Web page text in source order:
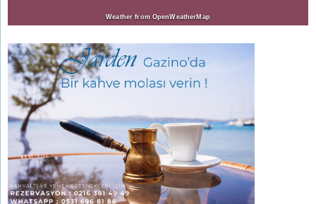
Weather from OpenWeatherMap